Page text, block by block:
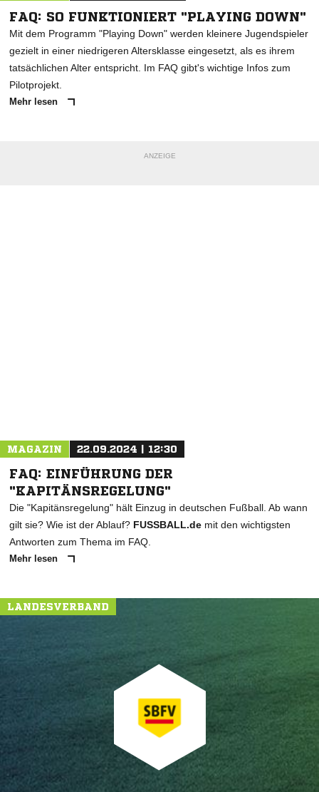
FAQ: SO FUNKTIONIERT "PLAYING DOWN"
Mit dem Programm "Playing Down" werden kleinere Jugendspieler
gezielt in einer niedrigeren Altersklasse eingesetzt, als es ihrem
tatsächlichen Alter entspricht. Im FAQ gibt's wichtige Infos zum
Pilotprojekt.
Mehr lesen
ANZEIGE
MAGAZIN 22.09.2024 | 12:30
FAQ: EINFÜHRUNG DER
"KAPITÄNSREGELUNG"
Die "Kapitänsregelung" hält Einzug in deutschen Fußball. Ab wann
gilt sie? Wie ist der Ablauf? FUSSBALL.de mit den wichtigsten
Antworten zum Thema im FAQ.
Mehr lesen
LANDESVERBAND